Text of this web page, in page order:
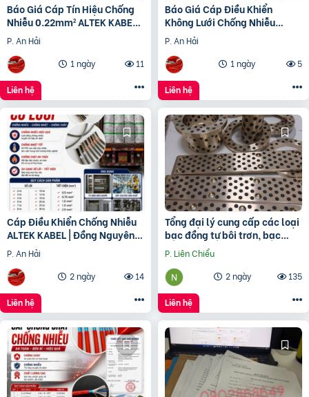
Báo Giá Cáp Tín Hiệu Chống
Nhiễu 0.22mm² ALTEK KABEL |
Đồng Nguyên Chất 100%
P. An Hải
1 ngày
11
Liên hệ
Báo Giá Cáp Điều Khiển
Không Lưới Chống Nhiễu
ALTEK KABEL | Đồng Nguyên
Chất 100%
P. An Hải
1 ngày
5
Liên hệ
Cáp Điều Khiển Chống Nhiễu
ALTEK KABEL | Đồng Nguyên
Chất 100%, Chất Lượng Cao
P. An Hải
2 ngày
14
Liên hệ
Tổng đại lý cung cấp các loại
bạc đồng tự bôi trơn, bạc
cầu, bạc Graphite
P. Liên Chiểu
2 ngày
135
Liên hệ